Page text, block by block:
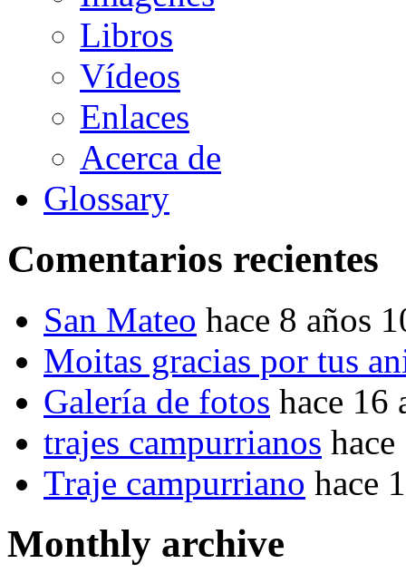
Libros
Vídeos
Enlaces
Acerca de
Glossary
Comentarios recientes
San Mateo hace 8 años
Moitas gracias por tus
Galería de fotos hace 16
trajes campurrianos
Traje campurriano hace
Monthly archive